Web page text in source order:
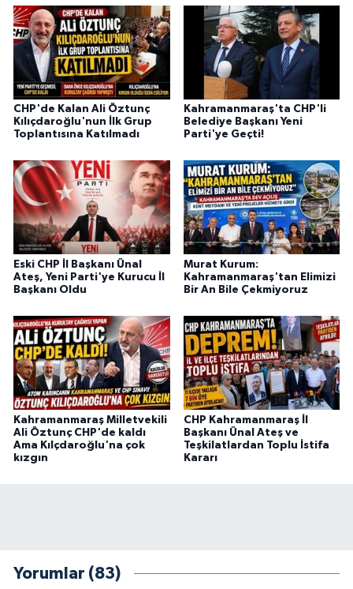
CHP'de Kalan Ali Öztunç
Kılıçdaroğlu'nun İlk Grup
Toplantısına Katılmadı
Kahramanmaraş'ta CHP'li
Belediye Başkanı Yeni
Parti'ye Geçti!
Eski CHP İl Başkanı Ünal
Ateş, Yeni Parti'ye Kurucu İl
Başkanı Oldu
Murat Kurum:
Kahramanmaraş'tan Elimizi
Bir An Bile Çekmiyoruz
Kahramanmaraş Milletvekili
Ali Öztunç CHP'de kaldı
Ama Kılçdaroğlu'na çok
kızgın
CHP Kahramanmaraş İl
Başkanı Ünal Ateş ve
Teşkilatlardan Toplu İstifa
Kararı
Yorumlar (83)
MİZAH
TARİH
Genel
Politika
YEREL
BÖLGEDEN
BİLİM TEKNOLOJİ
ASAYİŞ
SEÇİM 2015
ÇEVRE
BİLİM VE TEKNOLOJİ
YARIŞMALAR